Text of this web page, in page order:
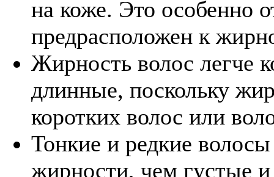
на коже. Это особенно
предрасположен к
Жирность волос легче
длинные, поскольку
коротких волос или
Тонкие и редкие
жирности, чем густые и